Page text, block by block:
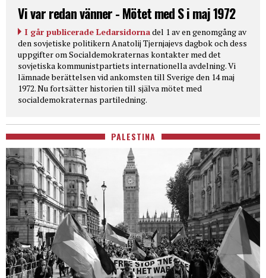
Vi var redan vänner - Mötet med S i maj 1972
I går publicerade Ledarsidornadel 1 av en genomgång av
den sovjetiske politikern Anatolij Tjernjajevs dagbok och dess
uppgifter om Socialdemokraternas kontakter med det
sovjetiska kommunistpartiets internationella avdelning. Vi
lämnade berättelsen vid ankomsten till Sverige den 14 maj
1972. Nu fortsätter historien till själva mötet med
socialdemokraternas partiledning.
PALESTINA